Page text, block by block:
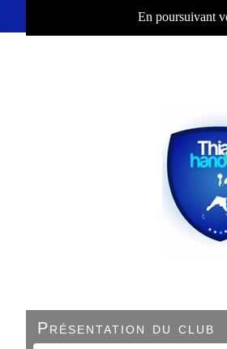
En poursuivant
Présentation du club